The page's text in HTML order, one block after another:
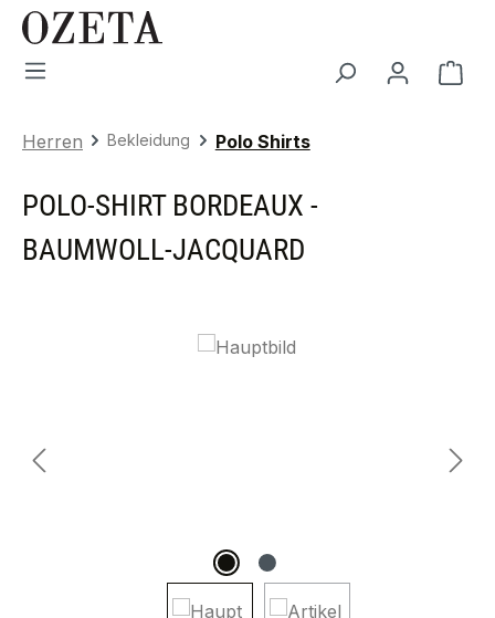
Zum Hauptinhalt springen
Herren Bekleidung Polo Shirts
POLO-SHIRT BORDEAUX -
BAUMWOLL-JACQUARD
Bildergalerie überspringen